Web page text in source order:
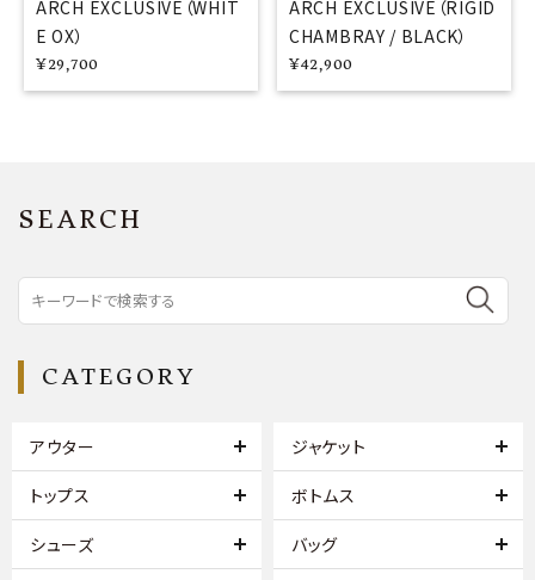
ARCH EXCLUSIVE（WHIT
E OX）
¥29,700
ARCH EXCLUSIVE（RIGID
CHAMBRAY / BLACK）
¥42,900
SEARCH
CATEGORY
アウター ジャケット
トップス ボトムス
シューズ バッグ